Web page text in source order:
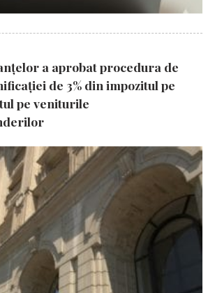
a aprobat procedura de
de 3% din impozitul pe
pe veniturile